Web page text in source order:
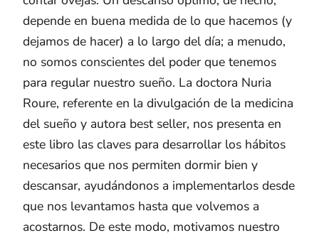
depende en buena medida de lo que hacemos (y
dejamos de hacer) a lo largo del día; a menudo,
no somos conscientes del poder que tenemos
para regular nuestro sueño. La doctora Nuria
Roure, referente en la divulgación de la medicina
del sueño y autora best seller, nos presenta en
este libro las claves para desarrollar los hábitos
necesarios que nos permiten dormir bien y
descansar, ayudándonos a implementarlos desde
que nos levantamos hasta que volvemos a
acostarnos. De este modo, motivamos nuestro